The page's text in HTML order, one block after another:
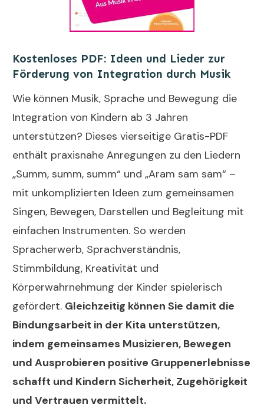
Kostenloses PDF: Ideen und Lieder zur
Förderung von Integration durch Musik
Wie können Musik, Sprache und Bewegung die
Integration von Kindern ab 3 Jahren
unterstützen? Dieses vierseitige Gratis-PDF
enthält praxisnahe Anregungen zu den Liedern
„Summ, summ, summ“ und „Aram sam sam“ –
mit unkomplizierten Ideen zum gemeinsamen
Singen, Bewegen, Darstellen und Begleitung mit
einfachen Instrumenten. So werden
Spracherwerb, Sprachverständnis,
Stimmbildung, Kreativität und
Körperwahrnehmung der Kinder spielerisch
gefördert. Gleichzeitig können Sie damit die
Bindungsarbeit in der Kita unterstützen,
indem gemeinsames Musizieren, Bewegen
und Ausprobieren positive Gruppenerlebnisse
schafft und Kindern Sicherheit, Zugehörigkeit
und Vertrauen vermittelt.